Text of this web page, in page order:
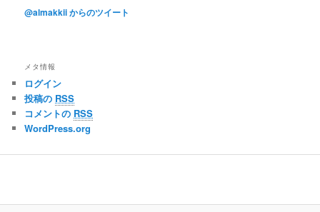
@almakkii からのツイート
メタ情報
ログイン
投稿の RSS
コメントの RSS
WordPress.org